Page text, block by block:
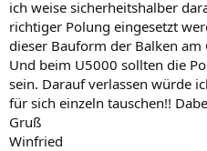
ich weise sicherheitshalber
richtiger Polung eingesetzt
dieser Bauform der Balken am
Und beim U5000 sollten die
sein. Darauf verlassen würde
für sich einzeln tauschen!!
Gruß
Winfried